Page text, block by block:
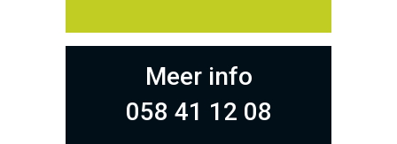
Meer info
058 41 12 08